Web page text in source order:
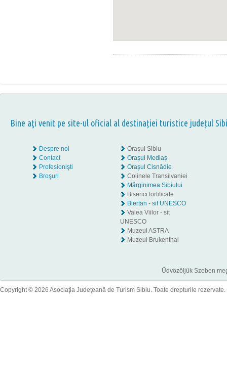
Bine aţi venit pe site-ul oficial al destinației turistice județul
Despre noi
Contact
Profesionişti
Broşuri
Oraşul Sibiu
Oraşul Mediaş
Oraşul Cisnădie
Colinele Transilvaniei
Mărginimea Sibiului
Biserici fortificate
Biertan - sit UNESCO
Valea Viilor - sit
UNESCO
Muzeul ASTRA
Muzeul Brukenthal
Üdvözöljük Szeben
Copyright © 2026 Asociaţia Judeţeană de Turism Sibiu. Toate drepturile rezervate.